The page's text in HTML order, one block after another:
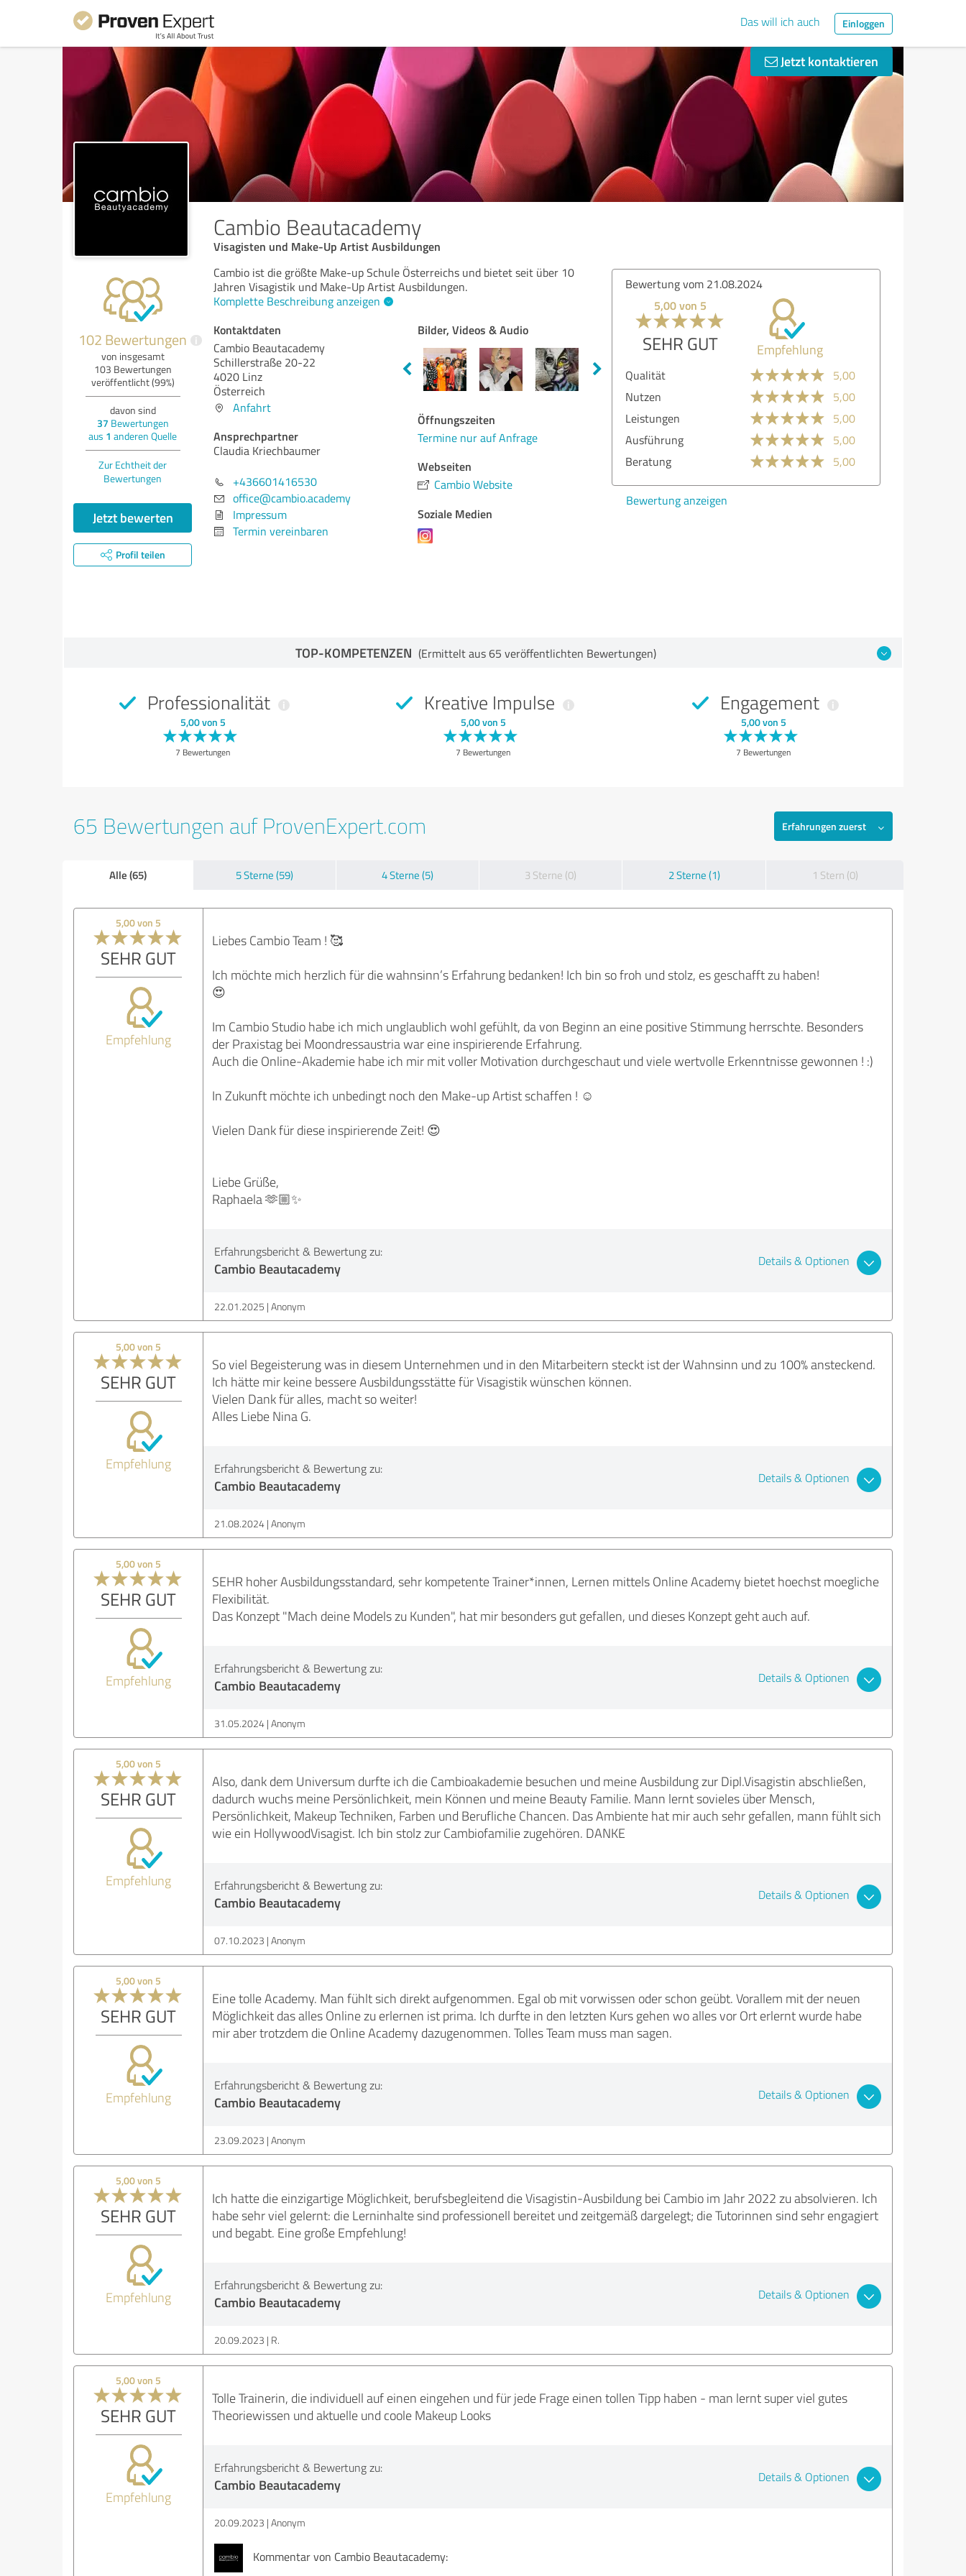
Das will ich auch Einloggen
Jetzt kontaktieren
Cambio Beautacademy
Visagisten und Make-Up Artist Ausbildungen
102 Bewertungen i
von insgesamt
103 Bewertungen
veröffentlicht (99%)
davon sind
37 Bewertungen
aus 1 anderen Quelle
Zur Echtheit der
Bewertungen
Jetzt bewerten
Profil teilen
Cambio ist die größte Make-up Schule Österreichs und bietet seit über 10
Jahren Visagistik und Make-Up Artist Ausbildungen.
Komplette Beschreibung anzeigen
Kontaktdaten
Cambio Beautacademy
Schillerstraße 20-22
4020 Linz
Österreich
Anfahrt
Ansprechpartner
Claudia Kriechbaumer
+436601416530
office@cambio.academy
Impressum
Termin vereinbaren
Bilder, Videos & Audio
Öffnungszeiten
Termine nur auf Anfrage
Webseiten
Cambio Website
Soziale Medien
Bewertung vom 21.08.2024
5,00 von 5
SEHR GUT Empfehlung
Qualität
5,00
Nutzen
5,00
Leistungen
5,00
Ausführung
5,00
Beratung
5,00
Bewertung anzeigen
TOP-KOMPETENZEN (Ermittelt aus 65 veröffentlichten Bewertungen)
Professionalität
5,00 von 5
7 Bewertungen
Kreative Impulse
5,00 von 5
7 Bewertungen
Engagement
5,00 von 5
7 Bewertungen
65 Bewertungen auf ProvenExpert.com Erfahrungen zuerst
Alle (65) 5 Sterne (59) 4 Sterne (5) 3 Sterne (0) 2 Sterne (1) 1 Stern (0)
5,00 von 5
SEHR GUT
Empfehlung
Liebes Cambio Team ! 🥰
Ich möchte mich herzlich für die wahnsinn’s Erfahrung bedanken! Ich bin so froh und stolz, es geschafft zu haben!
😍
Im Cambio Studio habe ich mich unglaublich wohl gefühlt, da von Beginn an eine positive Stimmung herrschte. Besonders
der Praxistag bei Moondressaustria war eine inspirierende Erfahrung.
Auch die Online-Akademie habe ich mir mit voller Motivation durchgeschaut und viele wertvolle Erkenntnisse gewonnen ! :)
In Zukunft möchte ich unbedingt noch den Make-up Artist schaffen ! ☺️
Vielen Dank für diese inspirierende Zeit! 😍
Liebe Grüße,
Raphaela 🫶🏼✨
Erfahrungsbericht & Bewertung zu:
Cambio Beautacademy Details & Optionen
22.01.2025 Anonym
5,00 von 5
SEHR GUT
Empfehlung
So viel Begeisterung was in diesem Unternehmen und in den Mitarbeitern steckt ist der Wahnsinn und zu 100% ansteckend.
Ich hätte mir keine bessere Ausbildungsstätte für Visagistik wünschen können.
Vielen Dank für alles, macht so weiter!
Alles Liebe Nina G.
Erfahrungsbericht & Bewertung zu:
Cambio Beautacademy Details & Optionen
21.08.2024 Anonym
5,00 von 5
SEHR GUT
Empfehlung
SEHR hoher Ausbildungsstandard, sehr kompetente Trainer*innen, Lernen mittels Online Academy bietet hoechst moegliche
Flexibilität.
Das Konzept "Mach deine Models zu Kunden", hat mir besonders gut gefallen, und dieses Konzept geht auch auf.
Erfahrungsbericht & Bewertung zu:
Cambio Beautacademy Details & Optionen
31.05.2024 Anonym
5,00 von 5
SEHR GUT
Empfehlung
Also, dank dem Universum durfte ich die Cambioakademie besuchen und meine Ausbildung zur Dipl.Visagistin abschließen,
dadurch wuchs meine Persönlichkeit, mein Können und meine Beauty Familie. Mann lernt sovieles über Mensch,
Persönlichkeit, Makeup Techniken, Farben und Berufliche Chancen. Das Ambiente hat mir auch sehr gefallen, mann fühlt sich
wie ein HollywoodVisagist. Ich bin stolz zur Cambiofamilie zugehören. DANKE
Erfahrungsbericht & Bewertung zu:
Cambio Beautacademy Details & Optionen
07.10.2023 Anonym
5,00 von 5
SEHR GUT
Empfehlung
Eine tolle Academy. Man fühlt sich direkt aufgenommen. Egal ob mit vorwissen oder schon geübt. Vorallem mit der neuen
Möglichkeit das alles Online zu erlernen ist prima. Ich durfte in den letzten Kurs gehen wo alles vor Ort erlernt wurde habe
mir aber trotzdem die Online Academy dazugenommen. Tolles Team muss man sagen.
Erfahrungsbericht & Bewertung zu:
Cambio Beautacademy Details & Optionen
23.09.2023 Anonym
5,00 von 5
SEHR GUT
Empfehlung
Ich hatte die einzigartige Möglichkeit, berufsbegleitend die Visagistin-Ausbildung bei Cambio im Jahr 2022 zu absolvieren. Ich
habe sehr viel gelernt: die Lerninhalte sind professionell bereitet und zeitgemäß dargelegt; die Tutorinnen sind sehr engagiert
und begabt. Eine große Empfehlung!
Erfahrungsbericht & Bewertung zu:
Cambio Beautacademy Details & Optionen
20.09.2023 R.
5,00 von 5
SEHR GUT
Empfehlung
Tolle Trainerin, die individuell auf einen eingehen und für jede Frage einen tollen Tipp haben - man lernt super viel gutes
Theoriewissen und aktuelle und coole Makeup Looks
Erfahrungsbericht & Bewertung zu:
Cambio Beautacademy Details & Optionen
20.09.2023 Anonym
Kommentar von Cambio Beautacademy: